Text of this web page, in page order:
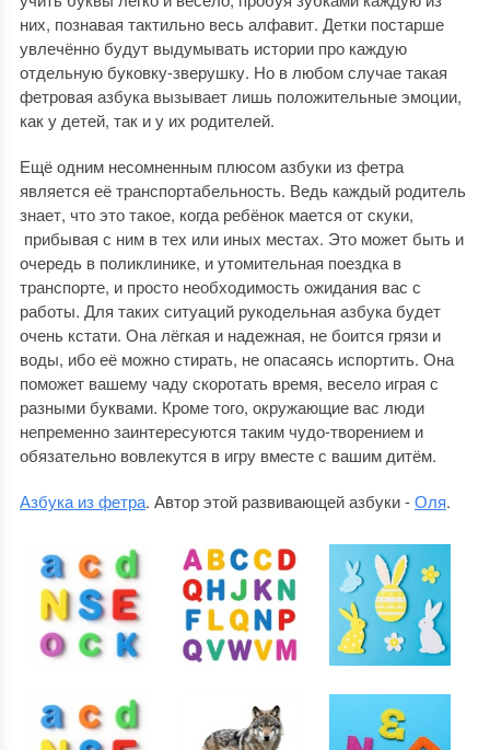
них, познавая тактильно весь алфавит. Детки постарше
увлечённо будут выдумывать истории про каждую
отдельную буковку-зверушку. Но в любом случае такая
фетровая азбука вызывает лишь положительные эмоции,
как у детей, так и у их родителей.
Ещё одним несомненным плюсом азбуки из фетра
является её транспортабельность. Ведь каждый родитель
знает, что это такое, когда ребёнок мается от скуки,
прибывая с ним в тех или иных местах. Это может быть и
очередь в поликлинике, и утомительная поездка в
транспорте, и просто необходимость ожидания вас с
работы. Для таких ситуаций рукодельная азбука будет
очень кстати. Она лёгкая и надежная, не боится грязи и
воды, ибо её можно стирать, не опасаясь испортить. Она
поможет вашему чаду скоротать время, весело играя с
разными буквами. Кроме того, окружающие вас люди
непременно заинтересуются таким чудо-творением и
обязательно вовлекутся в игру вместе с вашим дитём.
Азбука из фетра. Автор этой развивающей азбуки -Оля.